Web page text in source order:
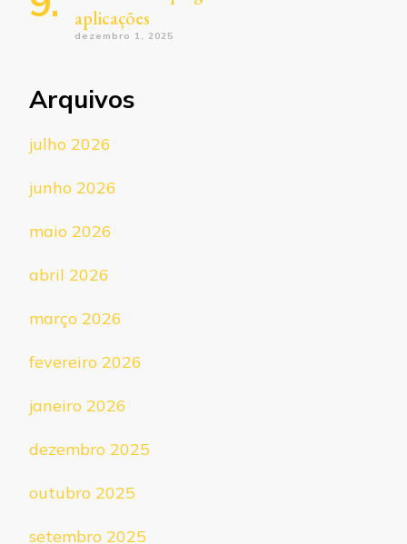
aplicações
dezembro 1, 2025
Arquivos
julho 2026
junho 2026
maio 2026
abril 2026
março 2026
fevereiro 2026
janeiro 2026
dezembro 2025
outubro 2025
setembro 2025